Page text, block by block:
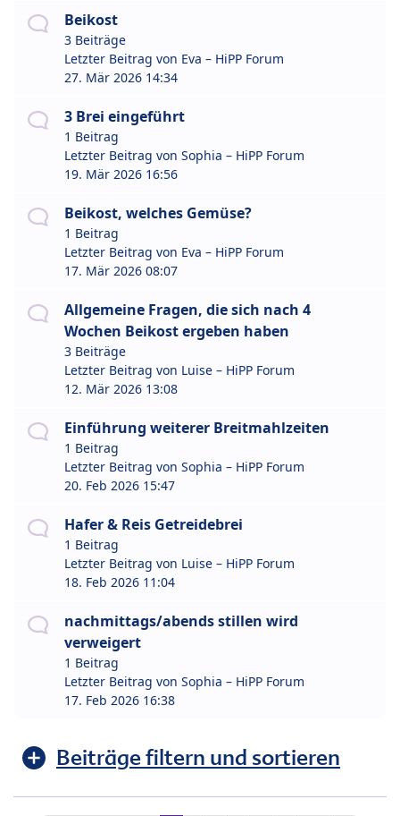
Beikost
3 Beiträge
Letzter Beitrag von Eva – HiPP Forum
27. Mär 2026 14:34
3 Brei eingeführt
1 Beitrag
Letzter Beitrag von Sophia – HiPP Forum
19. Mär 2026 16:56
Beikost, welches Gemüse?
1 Beitrag
Letzter Beitrag von Eva – HiPP Forum
17. Mär 2026 08:07
Allgemeine Fragen, die sich nach 4
Wochen Beikost ergeben haben
3 Beiträge
Letzter Beitrag von Luise – HiPP Forum
12. Mär 2026 13:08
Einführung weiterer Breitmahlzeiten
1 Beitrag
Letzter Beitrag von Sophia – HiPP Forum
20. Feb 2026 15:47
Hafer & Reis Getreidebrei
1 Beitrag
Letzter Beitrag von Luise – HiPP Forum
18. Feb 2026 11:04
nachmittags/abends stillen wird
verweigert
1 Beitrag
Letzter Beitrag von Sophia – HiPP Forum
17. Feb 2026 16:38
Beiträge filtern und sortieren